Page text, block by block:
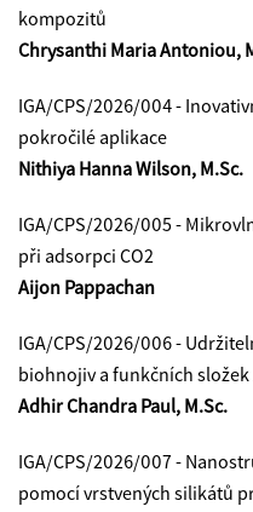
kompozitů
Chrysanthi Maria Antoniou,
IGA/CPS/2026/004 -
pokročilé aplikace
Nithiya Hanna Wilson, M.Sc.
IGA/CPS/2026/005-
při adsorpci CO2
Aijon Pappachan
IGA/CPS/2026/006 -
biohnojiv a funkčních
Adhir Chandra Paul, M.Sc.
IGA/CPS/2026/007 -
pomocí vrstvených silikátů